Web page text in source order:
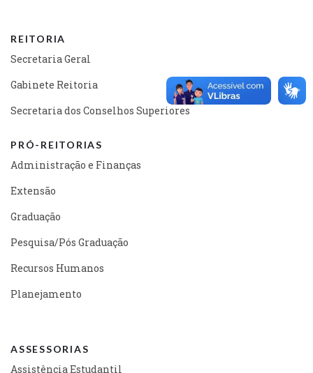
REITORIA
Secretaria Geral
Gabinete Reitoria
Secretaria dos Conselhos Superiores
PRÓ-REITORIAS
Administração e Finanças
Extensão
Graduação
Pesquisa/Pós Graduação
Recursos Humanos
Planejamento
ASSESSORIAS
Assistência Estudantil